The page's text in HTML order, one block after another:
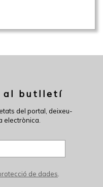
al butlletí
del portal, deixeu-
electrònica.
de dades.